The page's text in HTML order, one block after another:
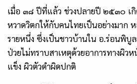
เมื่อ ๓๘ ปีที่แล้ว ช่วงปลายปี ๒๕๓๐ เ
หวาดวิตกให้กับคนไทยเป็นอย่างมาก
รายหนึ่ง ซึ่งเป็นชาวบ้านใน อ.ร่อนพิบู
ป่วยไม่ทราบสาเหตุด้วยอาการทางผิว
แข็ง ผิวตัวดำผิดปกติ